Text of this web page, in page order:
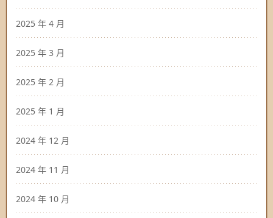
2025 年 4 月
2025 年 3 月
2025 年 2 月
2025 年 1 月
2024 年 12 月
2024 年 11 月
2024 年 10 月